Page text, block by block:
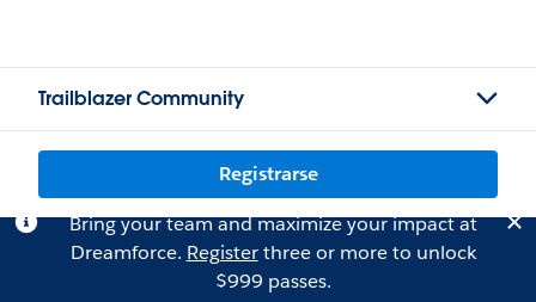
Trailblazer Community
Registrarse
Bring your team and maximize your impact at
Dreamforce. Registerthree or more to unlock
$999 passes.